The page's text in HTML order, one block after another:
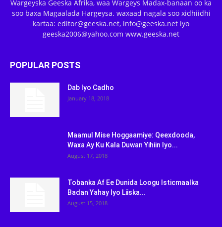
Wargeyska Geeska Afrika, waa Wargeys Madax-banaan oo ka
soo baxa Magaalada Hargeysa. waxaad nagala soo xidhiidhi
kartaa: editor@geeska.net, info@geeska.net iyo
geeska2006@yahoo.com www.geeska.net
POPULAR POSTS
Dab Iyo Cadho
January 18, 2018
Maamul Mise Hoggaamiye: Qeexdooda,
Waxa Ay Ku Kala Duwan Yihiin Iyo...
August 17, 2018
Tobanka Af Ee Dunida Loogu Isticmaalka
Badan Yahay Iyo Liiska...
August 15, 2018